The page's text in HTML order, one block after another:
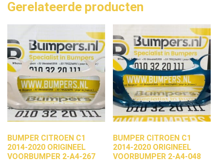
Gerelateerde producten
BUMPER CITROEN C1
2014-2020 ORIGINEEL
VOORBUMPER 2-A4-267
BUMPER CITROEN C1
2014-2020 ORIGINEEL
VOORBUMPER 2-A4-048